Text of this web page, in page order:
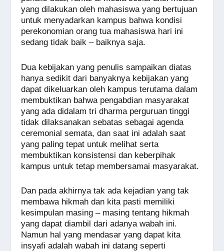
yang dilakukan oleh mahasiswa yang bertujuan
untuk menyadarkan kampus bahwa kondisi
perekonomian orang tua mahasiswa hari ini
sedang tidak baik – baiknya saja.
Dua kebijakan yang penulis sampaikan diatas
hanya sedikit dari banyaknya kebijakan yang
dapat dikeluarkan oleh kampus terutama dalam
membuktikan bahwa pengabdian masyarakat
yang ada didalam tri dharma perguruan tinggi
tidak dilaksanakan sebatas sebagai agenda
ceremonial semata, dan saat ini adalah saat
yang paling tepat untuk melihat serta
membuktikan konsistensi dan keberpihak
kampus untuk tetap membersamai masyarakat.
Dan pada akhirnya tak ada kejadian yang tak
membawa hikmah dan kita pasti memiliki
kesimpulan masing – masing tentang hikmah
yang dapat diambil dari adanya wabah ini.
Namun hal yang mendasar yang dapat kita
insyafi adalah wabah ini datang seperti